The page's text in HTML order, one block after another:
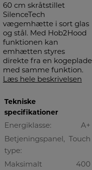
60 cm skråtstillet
SilenceTech
vægemhætte i sort glas
og stål. Med Hob2Hood
funktionen kan
emhætten styres
direkte fra en kogeplade
med samme funktion.
Læs hele beskrivelsen
Tekniske
specifikationer
Energiklasse:
A+
Betjeningspanel,
type:
Touch
Maksimalt
400